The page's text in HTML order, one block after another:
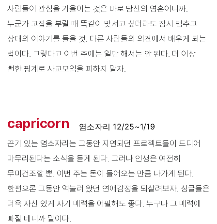
사람들이 관심을 기울이는 것은 바로 당신의 영혼이니까.
누군가 고집을 부릴 때 똑같이 맞서고 싶더라도 잠시 멈추고
상대의 이야기를 들을 것. 다른 사람들의 의견에서 배우게 되는
법이다. 그렇다고 이번 주에는 일만 해서는 안 된다. 더 이상
뻔한 핑계로 사교모임을 피하지 말자.
capricorn
염소자리 12/25~1/19
끈기 있는 염소자리는 그동안 지연되던 프로젝트들이 드디어
마무리된다는 소식을 듣게 된다. 그러나 인생은 여전히
무미건조할 뿐. 이번 주는 돈이 들어오는 만큼 나가게 된다.
한편으론 그동안 억눌러 왔던 연애감정을 되살려보자. 싱글들은
더욱 자신 있게 자기 매력을 어필해도 좋다. 누구나 그 매력에
빠질 테니까 말이다.